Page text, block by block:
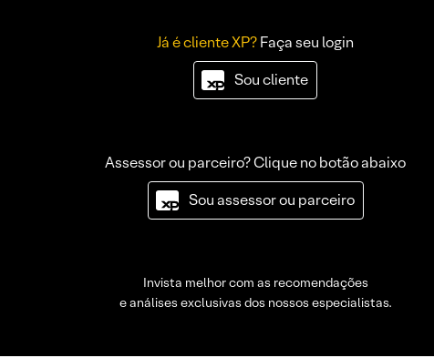
Já é cliente XP?Faça seu login
Sou cliente
Assessor ou parceiro? Clique no botão abaixo
Sou assessor ou parceiro
Invista melhor com as recomendações
e análises exclusivas dos nossos especialistas.